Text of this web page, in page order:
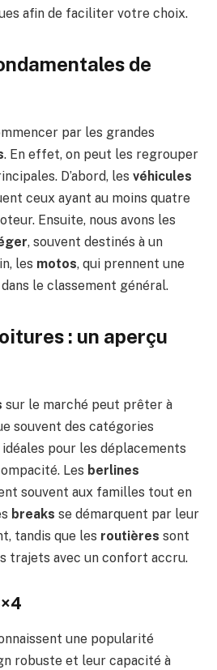
afin de faciliter votre choix.
de
par les grandes
. En effet, on peut les regrouper
D’abord, les véhicules
ceux ayant au moins quatre
Ensuite, nous avons les
, souvent destinés à un
les motos, qui prennent une
le classement général.
: un aperçu
sur le marché peut prêter à
souvent des catégories
idéales pour les déplacements
Les berlines
souvent aux familles tout en
breaks se démarquent par leur
tandis que les routières sont
trajets avec un confort accru.
une popularité
robuste et leur capacité à